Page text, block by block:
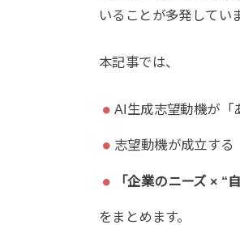
いることが多発してい
本記事では、
AI生成志望動機が「
志望動機が成立する
「企業のニーズ × “
をまとめます。